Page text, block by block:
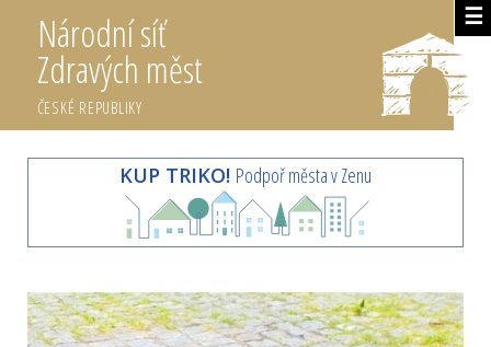
☰
Národní síť
Zdravých měst
ČESKÉ REPUBLIKY
KUP TRIKO! Podpoř města v Zenu